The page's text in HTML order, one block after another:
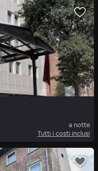
a notte
Tutti i costi inclusi